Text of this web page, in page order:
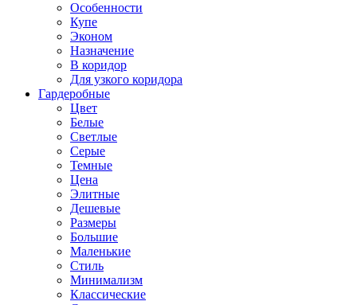
Особенности
Купе
Эконом
Назначение
В коридор
Для узкого коридора
Гардеробные
Цвет
Белые
Светлые
Серые
Темные
Цена
Элитные
Дешевые
Размеры
Большие
Маленькие
Стиль
Минимализм
Классические